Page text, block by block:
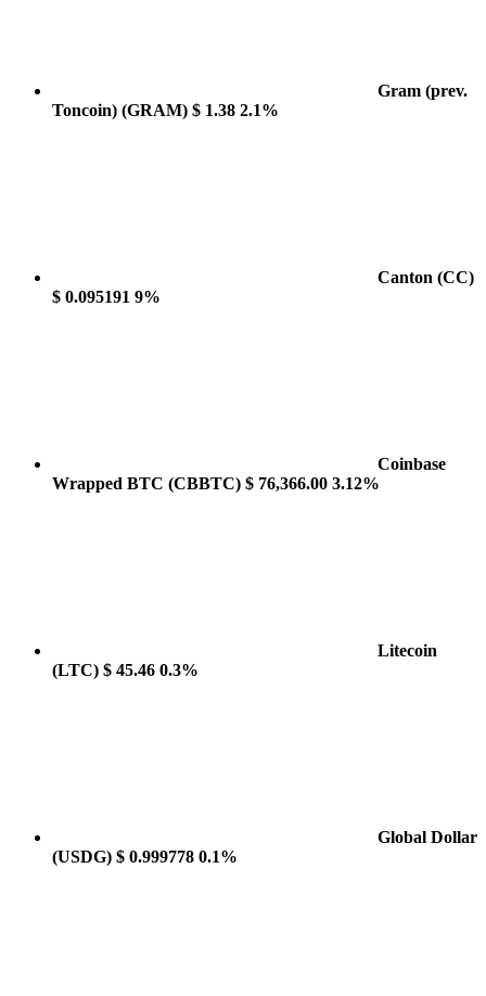
Gram (prev.
Toncoin) (GRAM) $ 1.38 2.1%
Canton (CC)
$ 0.095191 9%
Coinbase
Wrapped BTC (CBBTC) $ 76,366.00 3.12%
Litecoin
(LTC) $ 45.46 0.3%
Global Dollar
(USDG) $ 0.999778 0.1%